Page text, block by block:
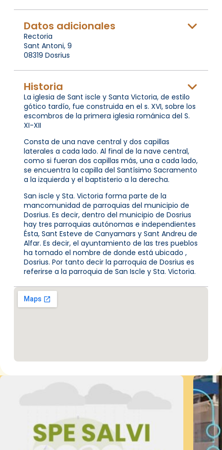
Datos adicionales
Rectoria
Sant Antoni, 9
08319 Dosrius
Historia
La iglesia de Sant iscle y Santa Victoria, de estilo
gótico tardío, fue construida en el s. XVI, sobre los
escombros de la primera iglesia románica del S.
XI-XII
Consta de una nave central y dos capillas
laterales a cada lado. Al final de la nave central,
como si fueran dos capillas más, una a cada lado,
se encuentra la capilla del Santísimo Sacramento
a la izquierda y el baptisterio a la derecha.
San iscle y Sta. Victoria forma parte de la
mancomunidad de parroquias del municipio de
Dosrius. Es decir, dentro del municipio de Dosrius
hay tres parroquias autónomas e independientes
Ésta, Sant Esteve de Canyamars y Sant Andreu de
Alfar. Es decir, el ayuntamiento de las tres pueblos
ha tomado el nombre de donde está ubicado ,
Dosrius. Por tanto decir la parroquia de Dosrius es
referirse a la parroquia de San Iscle y Sta. Victoria.